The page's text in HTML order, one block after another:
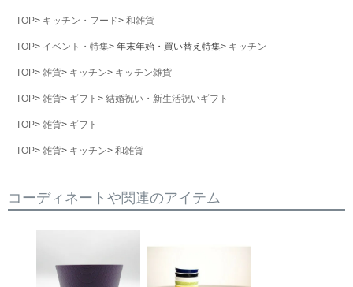
TOP キッチン・フード 和雑貨
TOP イベント・特集 年末年始・買い替え特集 キッチン
TOP 雑貨 キッチン キッチン雑貨
TOP 雑貨 ギフト 結婚祝い・新生活祝いギフト
TOP 雑貨 ギフト
TOP 雑貨 キッチン 和雑貨
コーディネートや関連のアイテム